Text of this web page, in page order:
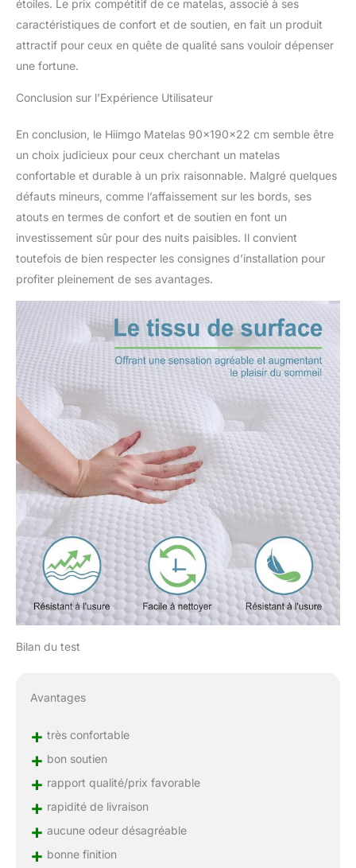
étoiles. Le prix compétitif de ce matelas, associé à ses
caractéristiques de confort et de soutien, en fait un produit
attractif pour ceux en quête de qualité sans vouloir dépenser
une fortune.
Conclusion sur l’Expérience Utilisateur
En conclusion, le Hiimgo Matelas 90x190x22 cm semble être
un choix judicieux pour ceux cherchant un matelas
confortable et durable à un prix raisonnable. Malgré quelques
défauts mineurs, comme l’affaissement sur les bords, ses
atouts en termes de confort et de soutien en font un
investissement sûr pour des nuits paisibles. Il convient
toutefois de bien respecter les consignes d’installation pour
profiter pleinement de ses avantages.
Bilan du test
Avantages
+ très confortable
+ bon soutien
+ rapport qualité/prix favorable
+ rapidité de livraison
+ aucune odeur désagréable
+ bonne finition